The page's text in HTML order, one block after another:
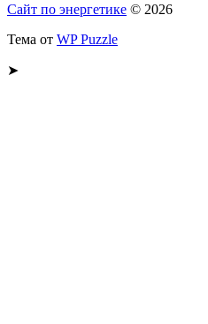
Сайт по энергетике © 2026
Тема от WP Puzzle
➤